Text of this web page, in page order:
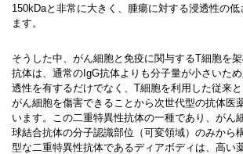
150kDaと非常に大きく、腫瘍に対する浸透性の
ます。
そうした中、がん細胞と免疫に関与するT細胞を
抗体は、通常のIgG抗体よりも分子量が小さいた
透性を有するだけでなく、T細胞を利用した従来
がん細胞を傷害できることから次世代型の抗体医
います。この二重特異性抗体の一種であり、がん
球結合抗体の分子認識部位（可変領域）のみから
型な二重特異性抗体であるディアボディは、高い